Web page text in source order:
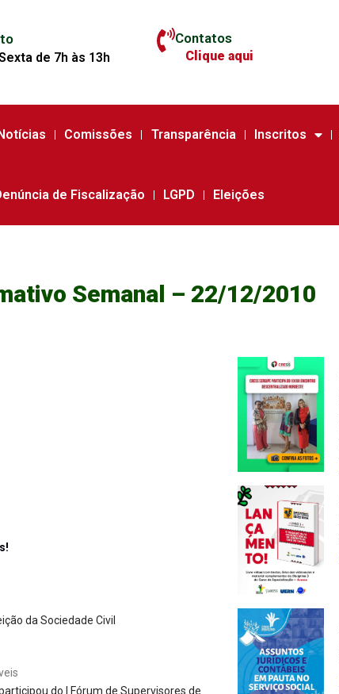
de 7h às 13h
Contatos
Clique aqui
Comissões Transparência Inscritos
de Fiscalização LGPD Eleições
Semanal – 22/12/2010
da Sociedade Civil
do I Fórum de Supervisores de